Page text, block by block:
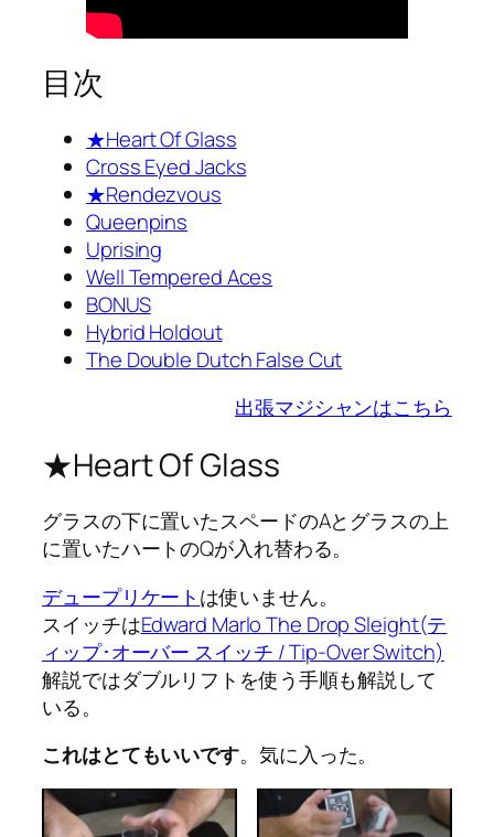
目次
★Heart Of Glass
Cross Eyed Jacks
★Rendezvous
Queenpins
Uprising
Well Tempered Aces
BONUS
Hybrid Holdout
The Double Dutch False Cut
出張マジシャンはこちら
★Heart Of Glass
グラスの下に置いたスペードのAとグラスの上
に置いたハートのQが入れ替わる。
デュープリケートは使いません。
スイッチはEdward Marlo The Drop Sleight(テ
ィップ･オーバー スイッチ / Tip-Over Switch)
解説ではダブルリフトを使う手順も解説して
いる。
これはとてもいいです。気に入った。